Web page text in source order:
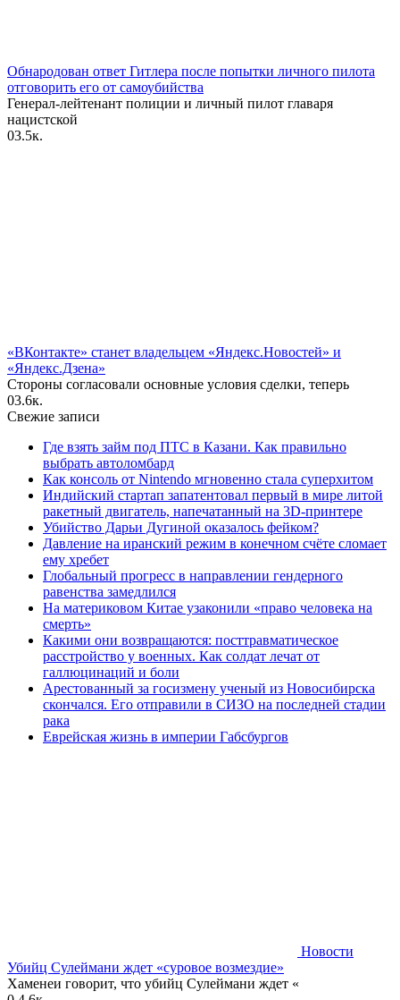
Обнародован ответ Гитлера после попытки личного пилота
отговорить его от самоубийства
Генерал-лейтенант полиции и личный пилот главаря
нацистской
03.5к.
«ВКонтакте» станет владельцем «Яндекс.Новостей» и
«Яндекс.Дзена»
Стороны согласовали основные условия сделки, теперь
03.6к.
Свежие записи
Где взять займ под ПТС в Казани. Как правильно
выбрать автоломбард
Как консоль от Nintendo мгновенно стала суперхитом
Индийский стартап запатентовал первый в мире литой
ракетный двигатель, напечатанный на 3D-принтере
Убийство Дарьи Дугиной оказалось фейком?
Давление на иранский режим в конечном счёте сломает
ему хребет
Глобальный прогресс в направлении гендерного
равенства замедлился
На материковом Китае узаконили «право человека на
смерть»
Какими они возвращаются: посттравматическое
расстройство у военных. Как солдат лечат от
галлюцинаций и боли
Арестованный за госизмену ученый из Новосибирска
скончался. Его отправили в СИЗО на последней стадии
рака
Еврейская жизнь в империи Габсбургов
Новости
Убийц Сулеймани ждет «суровое возмездие»
Хаменеи говорит, что убийц Сулеймани ждет «